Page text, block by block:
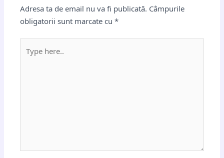
Adresa ta de email nu va fi publicată. Câmpurile
obligatorii sunt marcate cu*
here..